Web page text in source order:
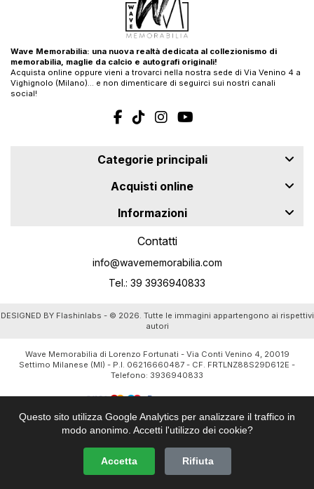
Questo sito utilizza Google Analytics per analizzare il traffico in
modo anonimo. Accetti l'utilizzo dei cookie?
Accetta Rifiuta
Wave Memorabilia: una nuova realtà dedicata al collezionismo di
memorabilia, maglie da calcio e autografi originali!
Acquista online oppure vieni a trovarci nella nostra sede di Via Venino 4 a
Vighignolo (Milano)… e non dimenticare di seguirci sui nostri canali
social!
Categorie principali
Acquisti online
Informazioni
Contatti
info@wavememorabilia.com
Tel.: 39 3936940833
DESIGNED BY Flashinlabs - © 2026. Tutte le immagini appartengono ai rispettivi
autori
Wave Memorabilia di Lorenzo Fortunati - Via Conti Venino 4, 20019
Settimo Milanese (MI) - P.I. 06216660487 - CF. FRTLNZ88S29D612E -
Telefono: 3936940833